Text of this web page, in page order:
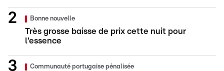
Bonne nouvelle
Très grosse baisse de prix cette nuit pour
l'essence
Communauté portugaise pénalisée